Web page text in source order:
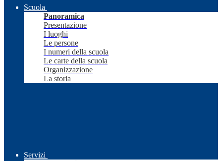
Scuola
Panoramica
Presentazione
I luoghi
Le persone
I numeri della scuola
Le carte della scuola
Organizzazione
La storia
Servizi